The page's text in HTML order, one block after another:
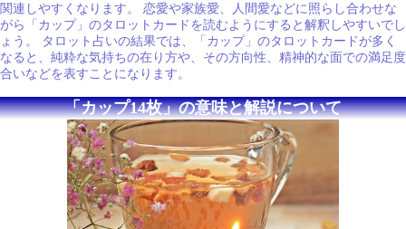
関連しやすくなります。 恋愛や家族愛、人間愛などに照らし合わせな
がら「カップ」のタロットカードを読むようにすると解釈しやすいでし
ょう。 タロット占いの結果では、「カップ」のタロットカードが多く
なると、純粋な気持ちの在り方や、その方向性、精神的な面での満足度
合いなどを表すことになります。
「カップ14枚」の意味と解説について